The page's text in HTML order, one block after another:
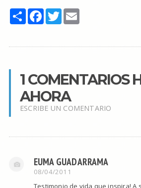
Share Facebook
TwitterEmail
1 COMENTARIOS
AHORA
ESCRIBE UN COMENTARIO
EUMA GUADARRAMA
08/04/2011
Testimonio de vida que inspira! A